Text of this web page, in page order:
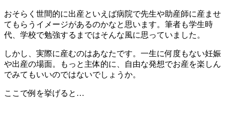
おそらく世間的に出産といえば病院で先生や助産師に産ませ
てもらうイメージがあるのかなと思います。筆者も学生時
代、学校で勉強するまではそんな風に思っていました。
しかし、実際に産むのはあなたです。一生に何度もない妊娠
や出産の場面。もっと主体的に、自由な発想でお産を楽しん
でみてもいいのではないでしょうか。
ここで例を挙げると…